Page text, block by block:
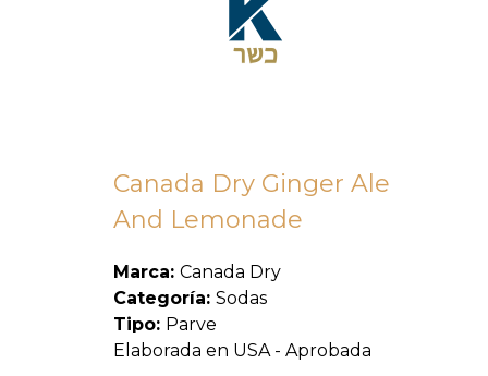
Canada Dry Ginger Ale
And Lemonade
Marca: Canada Dry
Categoría: Sodas
Tipo: Parve
Elaborada en USA - Aprobada